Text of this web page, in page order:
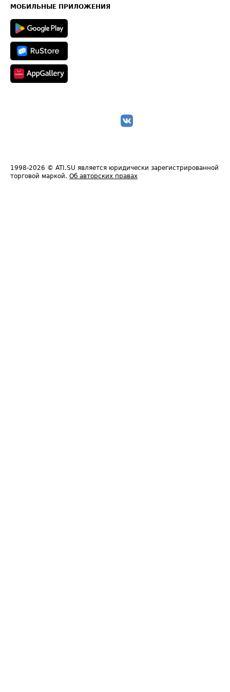
Техническая информация
МОБИЛЬНЫЕ ПРИЛОЖЕНИЯ
1998-2026 © ATI.SU является юридически зарегистрированной
торговой маркой. Об авторских правах